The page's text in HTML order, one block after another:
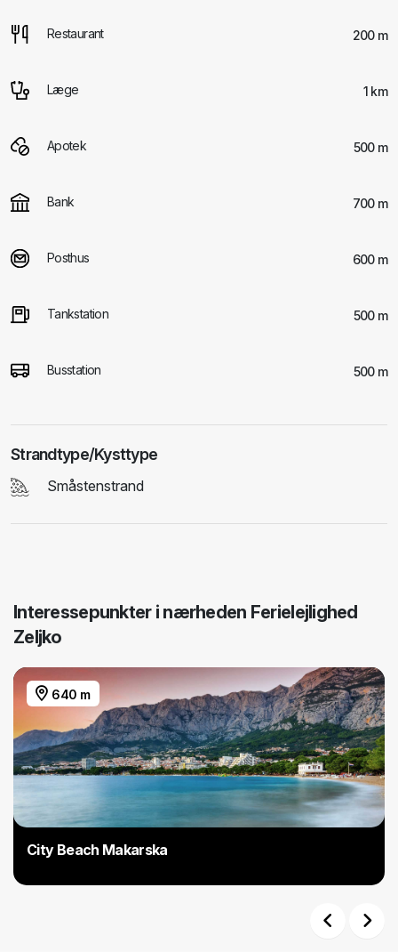
Restaurant 200 m
Læge 1 km
Apotek 500 m
Bank 700 m
Posthus 600 m
Tankstation 500 m
Busstation 500 m
Strandtype/Kysttype
Småstenstrand
Interessepunkter i nærheden Ferielejlighed
Zeljko
640 m
City Beach Makarska